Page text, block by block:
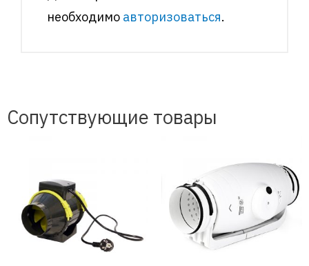
необходимо авторизоваться.
Сопутствующие товары